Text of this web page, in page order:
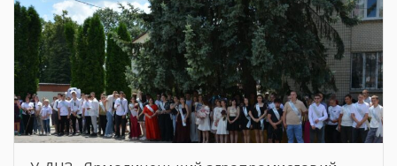
освіти відповідно до […]